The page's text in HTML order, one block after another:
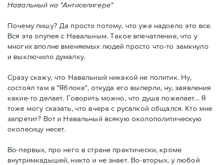
Навальный на "Антиселигере"
Почему пишу? Да просто потому, что уже надоело это все.
Вся эта опупея с Навальным. Такое впечатление, что у
многих вполне вменяемых людей просто что-то замкнуло
и выключило думалку.
Сразу скажу, что Навальный никакой не политик. Ну,
состоял там в "Яблоке", откуда его выперли, ну, заявления
какие-то делает. Говорить можно, что душа пожелает... Я
тоже могу сказать, что вчера с русалкой общался. Кто мне
запретит? Вот и Навальный всякую околополитическую
околесицу несет.
Во-первых, про него в стране практически, кроме
внутримкадышей, никто и не знает. Во-вторых, у любой